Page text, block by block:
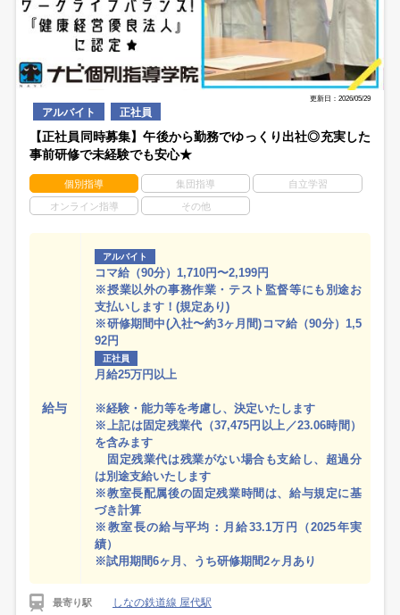
更新日：2026/05/29
アルバイト 正社員
【正社員同時募集】午後から勤務でゆっくり出社◎充実した
事前研修で未経験でも安心★
個別指導 集団指導 自立学習
オンライン指導 その他
給与
アルバイト
コマ給（90分）1,710円〜2,199円
※授業以外の事務作業・テスト監督等にも別途お
支払いします！(規定あり)
※研修期間中(入社〜約3ヶ月間)コマ給（90分）1,5
92円
正社員
月給25万円以上
※経験・能力等を考慮し、決定いたします
※上記は固定残業代（37,475円以上／23.06時間）
を含みます
固定残業代は残業がない場合も支給し、超過分
は別途支給いたします
※教室長配属後の固定残業時間は、給与規定に基
づき計算
※教室長の給与平均：月給33.1万円（2025年実
績）
※試用期間6ヶ月、うち研修期間2ヶ月あり
最寄り駅 しなの鉄道線 屋代駅